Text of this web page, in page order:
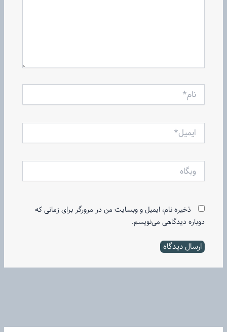
نام*
ایمیل*
ذخیره نام، ایمیل و وبسایت من در مرورگر برای زمانی که
دوباره دیدگاهی می‌نویسم.